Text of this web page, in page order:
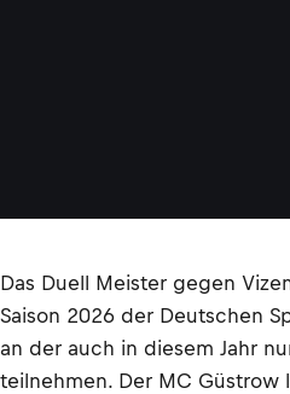
Das Duell Meister gegen
Saison 2026 der Deutschen
an der auch in diesem Jahr
teilnehmen. Der MC Güstrow